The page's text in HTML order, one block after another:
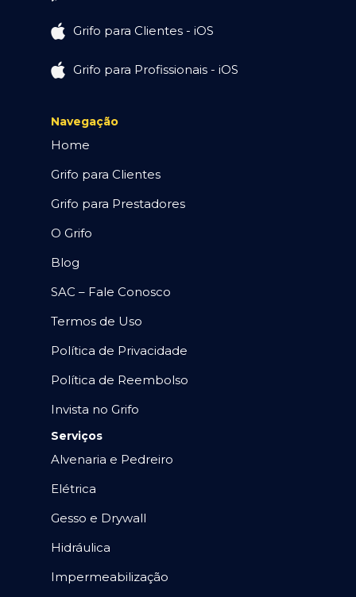
Grifo para Clientes - iOS
Grifo para Profissionais - iOS
Navegação
Home
Grifo para Clientes
Grifo para Prestadores
O Grifo
Blog
SAC – Fale Conosco
Termos de Uso
Política de Privacidade
Política de Reembolso
Invista no Grifo
Serviços
Alvenaria e Pedreiro
Elétrica
Gesso e Drywall
Hidráulica
Impermeabilização